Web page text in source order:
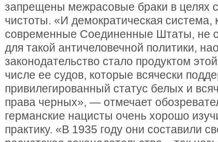
запрещены межрасовые браки в целях
чистоты. «И демократическая система,
современные Соединенные Штаты, не
для такой античеловечной политики,
законодательство стало продуктом
числе ее судов, которые всячески
привилегированный статус белых и
права черных», — отмечает
германские нацисты очень хорошо
практику. «В 1935 году они составили